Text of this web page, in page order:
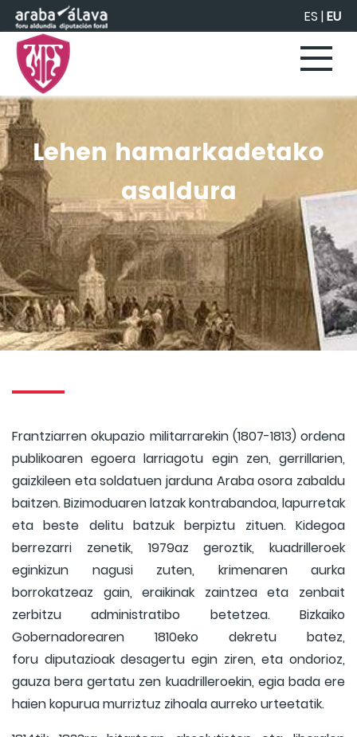
Eduki nagusira joan ES |EU
Lehen hamarkadetako
asaldura
Frantziarren okupazio militarrarekin (1807-1813) ordena
publikoaren egoera larriagotu egin zen, gerrillarien,
gaizkileen eta soldatuen jarduna Araba osora zabaldu
baitzen. Bizimoduaren latzak kontrabandoa, lapurretak
eta beste delitu batzuk berpiztu zituen. Kidegoa
berrezarri zenetik, 1979az geroztik, kuadrilleroek
eginkizun nagusi zuten, krimenaren aurka
borrokatzeaz gain, eraikinak zaintzea eta zenbait
zerbitzu administratibo betetzea. Bizkaiko
Gobernadorearen 1810eko dekretu batez,
foru diputazioak desagertu egin ziren, eta ondorioz,
gauza bera gertatu zen kuadrilleroekin, egia bada ere
haien kopurua murriztuz zihoala aurreko urteetatik.